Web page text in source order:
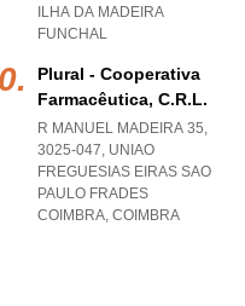
ILHA DA MADEIRA
FUNCHAL
Plural - Cooperativa
Farmacêutica, C.r.l.
R MANUEL MADEIRA 35,
3025-047, UNIAO
FREGUESIAS EIRAS SAO
PAULO FRADES
COIMBRA, COIMBRA